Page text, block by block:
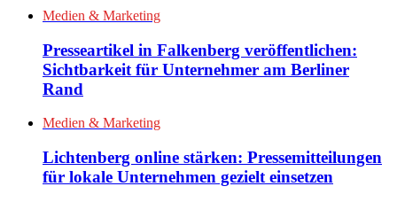
Medien & Marketing
Presseartikel in Falkenberg veröffentlichen:
Sichtbarkeit für Unternehmer am Berliner
Rand
Medien & Marketing
Lichtenberg online stärken: Pressemitteilungen
für lokale Unternehmen gezielt einsetzen